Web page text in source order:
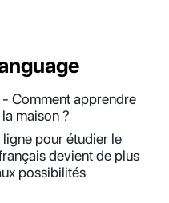
Comment apprendre
maison ?
pour étudier le
devient de plus
possibilités